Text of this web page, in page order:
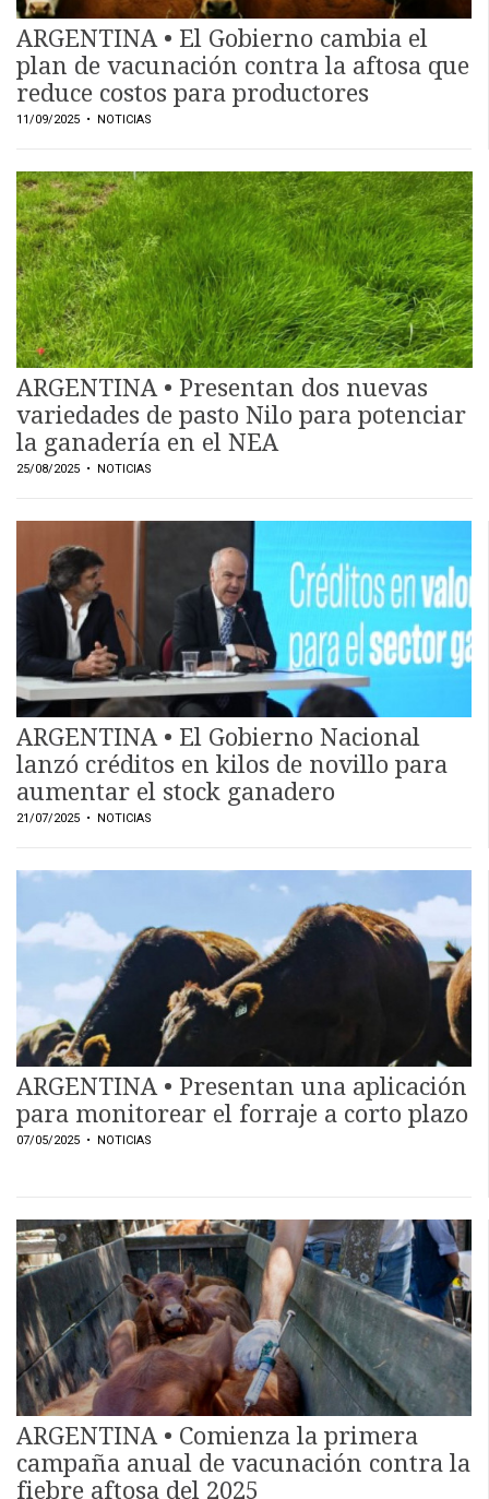
ARGENTINA • El Gobierno cambia el
plan de vacunación contra la aftosa que
reduce costos para productores
11/09/2025 • NOTICIAS
ARGENTINA • Presentan dos nuevas
variedades de pasto Nilo para potenciar
la ganadería en el NEA
25/08/2025 • NOTICIAS
ARGENTINA • El Gobierno Nacional
lanzó créditos en kilos de novillo para
aumentar el stock ganadero
21/07/2025 • NOTICIAS
ARGENTINA • Presentan una aplicación
para monitorear el forraje a corto plazo
07/05/2025 • NOTICIAS
ARGENTINA • Comienza la primera
campaña anual de vacunación contra la
fiebre aftosa del 2025